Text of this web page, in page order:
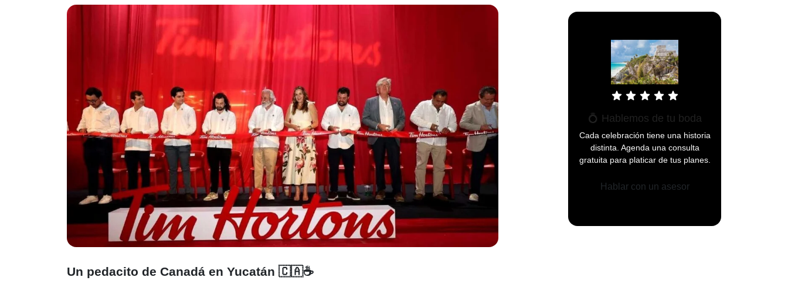
Un pedacito de Canadá en Yucatán 🇨🇦☕
star star star star star
💍 Hablemos de tu boda
Cada celebración tiene una historia
distinta. Agenda una consulta
gratuita para platicar de tus planes.
Hablar con un asesor